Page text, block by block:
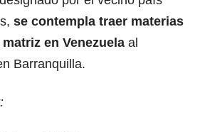
se contempla traer materias
en Venezuela al
Barranquilla.